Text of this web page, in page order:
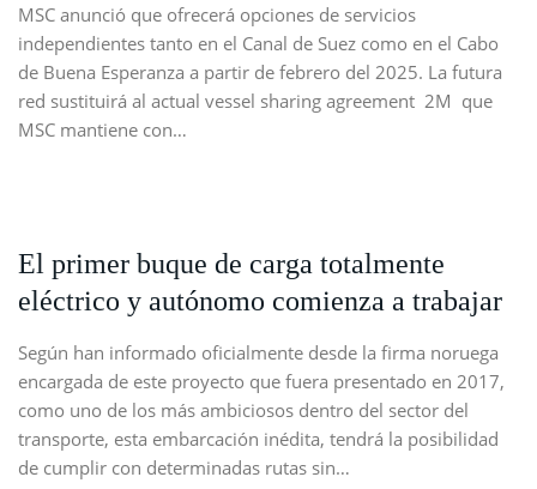
MSC anunció que ofrecerá opciones de servicios
independientes tanto en el Canal de Suez como en el Cabo
de Buena Esperanza a partir de febrero del 2025. La futura
red sustituirá al actual vessel sharing agreement 2M que
MSC mantiene con…
El primer buque de carga totalmente
eléctrico y autónomo comienza a trabajar
Según han informado oficialmente desde la firma noruega
encargada de este proyecto que fuera presentado en 2017,
como uno de los más ambiciosos dentro del sector del
transporte, esta embarcación inédita, tendrá la posibilidad
de cumplir con determinadas rutas sin…